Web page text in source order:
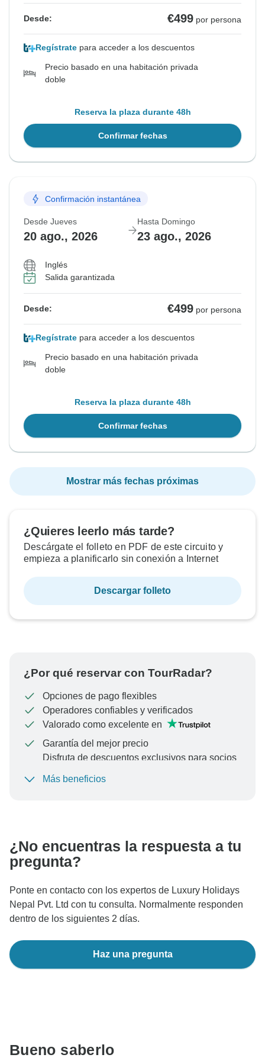
Desde: €499 por persona
Regístrate para acceder a los descuentos
Precio basado en una habitación privada
doble
Reserva la plaza durante 48h
Confirmar fechas
Confirmación instantánea
Desde Jueves
20 ago., 2026
Hasta Domingo
23 ago., 2026
Inglés
Salida garantizada
Desde: €499 por persona
Regístrate para acceder a los descuentos
Precio basado en una habitación privada
doble
Reserva la plaza durante 48h
Confirmar fechas
Mostrar más fechas próximas
¿Quieres leerlo más tarde?
Descárgate el folleto en PDF de este circuito y
empieza a planificarlo sin conexión a Internet
Descargar folleto
¿Por qué reservar con TourRadar?
Opciones de pago flexibles
Operadores confiables y verificados
Valorado como excelente en
Garantía del mejor precio
Disfruta de descuentos exclusivos para socios
Más beneficios
¿No encuentras la respuesta a tu
pregunta?
Ponte en contacto con los expertos de Luxury Holidays
Nepal Pvt. Ltd con tu consulta. Normalmente responden
dentro de los siguientes 2 días.
Haz una pregunta
Bueno saberlo